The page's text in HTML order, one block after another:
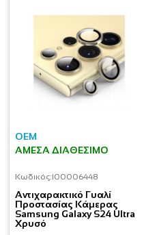
OEM
ΆΜΕΣΑ ΔΙΑΘΈΣΙΜΟ
Κωδικός:I00006448
Aντιχαρακτικό Γυαλί
Προστασίας Κάμερας
Samsung Galaxy S24 Ultra
Χρυσό